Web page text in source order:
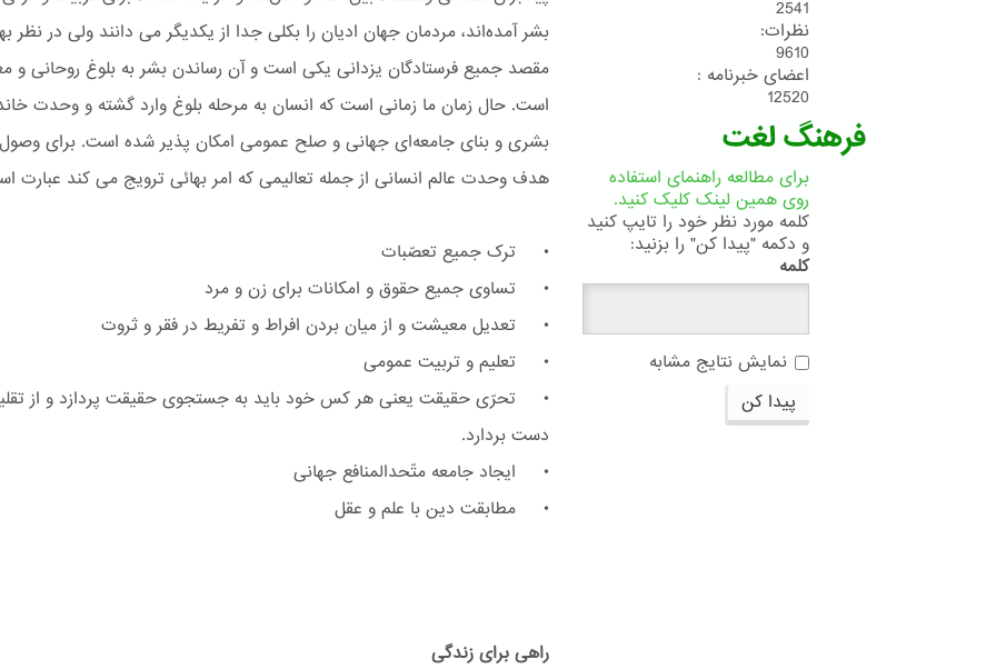
بشر آمده‌اند، مردمان جهان ادیان را بکلی جدا از یکدیگر می دانند ولی در نظر
مقصد جمیع فرستادگان یزدانی یکی است و آن رساندن بشر به بلوغ روحانی و
است. حال زمان ما زمانی است که انسان به مرحله بلوغ وارد گشته و وحدت
بشری و بنای جامعه‌ای جهانی و صلح عمومی امکان پذیر شده است. برای
هدف وحدت عالم انسانی از جمله تعالیمی که امر بهائی ترویج می کند عبارت
• ترک جمیع تعصّبات
• تساوی جمیع حقوق و امکانات برای زن و مرد
• تعدیل معیشت و از میان بردن افراط و تفریط در فقر و ثروت
• تعلیم و تربیت عمومی
• تحرّی حقیقت یعنی هر کس خود باید به جستجوی حقیقت پردازد و از
دست بردارد.
• ایجاد جامعه متّحدالمنافع جهانی
• مطابقت دین با علم و عقل
راهی برای زندگی
2541
نظرات:
9610
اعضای خبرنامه :
12520
فرهنگ لغت
برای مطالعه راهنمای استفاده
روی همین لینک کلیک کنید.
کلمه مورد نظر خود را تایپ کنید
و دکمه "پیدا کن" را بزنید:
کلمه
نمایش نتایج مشابه
پیدا کن